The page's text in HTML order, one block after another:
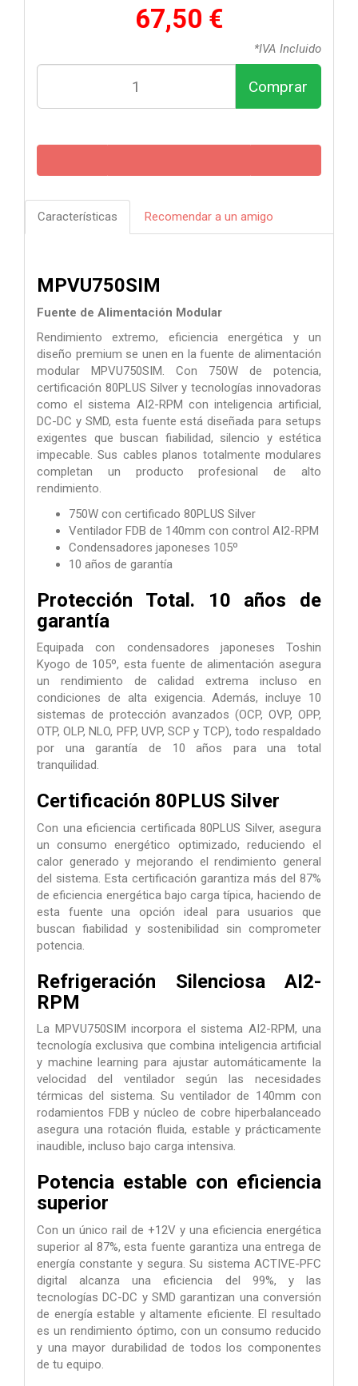
67,50 €
*IVA Incluido
Comprar
Características Recomendar a un amigo
MPVU750SIM
Fuente de Alimentación Modular
Rendimiento extremo, eficiencia energética y un
diseño premium se unen en la fuente de alimentación
modular MPVU750SIM. Con 750W de potencia,
certificación 80PLUS Silver y tecnologías innovadoras
como el sistema AI2-RPM con inteligencia artificial,
DC-DC y SMD, esta fuente está diseñada para setups
exigentes que buscan fiabilidad, silencio y estética
impecable. Sus cables planos totalmente modulares
completan un producto profesional de alto
rendimiento.
750W con certificado 80PLUS Silver
Ventilador FDB de 140mm con control AI2-RPM
Condensadores japoneses 105º
10 años de garantía
Protección Total. 10 años de
garantía
Equipada con condensadores japoneses Toshin
Kyogo de 105º, esta fuente de alimentación asegura
un rendimiento de calidad extrema incluso en
condiciones de alta exigencia. Además, incluye 10
sistemas de protección avanzados (OCP, OVP, OPP,
OTP, OLP, NLO, PFP, UVP, SCP y TCP), todo respaldado
por una garantía de 10 años para una total
tranquilidad.
Certificación 80PLUS Silver
Con una eficiencia certificada 80PLUS Silver, asegura
un consumo energético optimizado, reduciendo el
calor generado y mejorando el rendimiento general
del sistema. Esta certificación garantiza más del 87%
de eficiencia energética bajo carga típica, haciendo de
esta fuente una opción ideal para usuarios que
buscan fiabilidad y sostenibilidad sin comprometer
potencia.
Refrigeración Silenciosa AI2-
RPM
La MPVU750SIM incorpora el sistema AI2-RPM, una
tecnología exclusiva que combina inteligencia artificial
y machine learning para ajustar automáticamente la
velocidad del ventilador según las necesidades
térmicas del sistema. Su ventilador de 140mm con
rodamientos FDB y núcleo de cobre hiperbalanceado
asegura una rotación fluida, estable y prácticamente
inaudible, incluso bajo carga intensiva.
Potencia estable con eficiencia
superior
Con un único rail de +12V y una eficiencia energética
superior al 87%, esta fuente garantiza una entrega de
energía constante y segura. Su sistema ACTIVE-PFC
digital alcanza una eficiencia del 99%, y las
tecnologías DC-DC y SMD garantizan una conversión
de energía estable y altamente eficiente. El resultado
es un rendimiento óptimo, con un consumo reducido
y una mayor durabilidad de todos los componentes
de tu equipo.